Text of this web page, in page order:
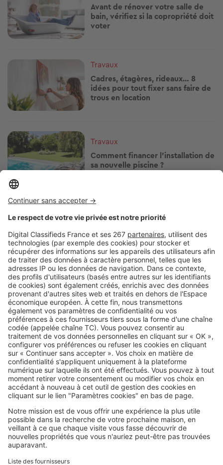
Avant de rénover votre salle de
bain, vérifiez si la copropriété doit
voter
Image
Travaux
Cadres, étagères, rideaux… 8
idées pour tout fixer sans faire de
trous en location
Image
Travaux
Comment financer l'installation de
sa nouvelle piscine ?
Image
Travaux
par quoi commencer ?
Image
Travaux
Transformer sa grange ou un
bâtiment agricole en gîte :
comment faire ?
SeLoger c'est aussi